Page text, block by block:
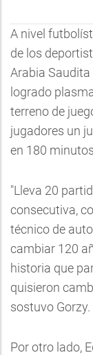
A nivel
de los
Arabia Saudita
logrado
terreno de
jugadores un
en 180
"Lleva 20
consecutiva,
técnico de
cambiar 120
historia que
quisieron
sostuvo Gorzy.
Por otro lado,